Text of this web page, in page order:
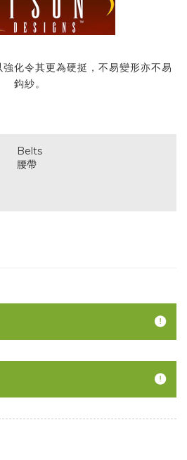
化令其更為硬挺，不易變形亦不易
鈎紗。
Belts
腰帶